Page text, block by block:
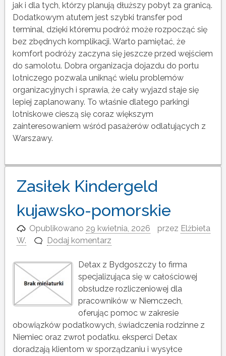
jak i dla tych, którzy planują dłuższy pobyt za granicą.
Dodatkowym atutem jest szybki transfer pod
terminal, dzięki któremu podróż może rozpocząć się
bez zbędnych komplikacji. Warto pamiętać, że
komfort podróży zaczyna się jeszcze przed wejściem
do samolotu. Dobra organizacja dojazdu do portu
lotniczego pozwala uniknąć wielu problemów
organizacyjnych i sprawia, że cały wyjazd staje się
lepiej zaplanowany. To właśnie dlatego parkingi
lotniskowe cieszą się coraz większym
zainteresowaniem wśród pasażerów odlatujących z
Warszawy.
Zasiłek Kindergeld
kujawsko-pomorskie
Opublikowano 29 kwietnia, 2026 przez Elżbieta
W.
Dodaj komentarz
Detax z Bydgoszczy to firma
specjalizująca się w całościowej
obsłudze rozliczeniowej dla
pracowników w Niemczech,
oferując pomoc w zakresie
obowiązków podatkowych, świadczenia rodzinne z
Niemiec oraz zwrot podatku. eksperci Detax
doradzają klientom w sporządzaniu i wysyłce